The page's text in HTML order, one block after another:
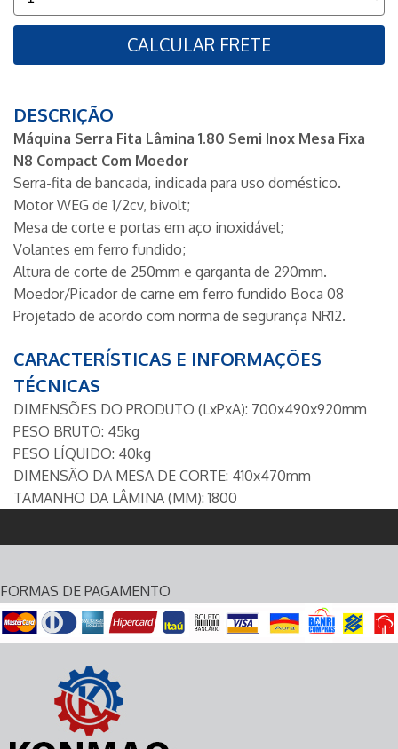
CALCULAR FRETE
DESCRIÇÃO
Máquina Serra Fita Lâmina 1.80 Semi Inox Mesa Fixa
N8 Compact Com Moedor
Serra-fita de bancada, indicada para uso doméstico.
Motor WEG de 1/2cv, bivolt;
Mesa de corte e portas em aço inoxidável;
Volantes em ferro fundido;
Altura de corte de 250mm e garganta de 290mm.
Moedor/Picador de carne em ferro fundido Boca 08
Projetado de acordo com norma de segurança NR12.
CARACTERÍSTICAS E INFORMAÇÕES
TÉCNICAS
DIMENSÕES DO PRODUTO (LxPxA): 700x490x920mm
PESO BRUTO: 45kg
PESO LÍQUIDO: 40kg
DIMENSÃO DA MESA DE CORTE: 410x470mm
TAMANHO DA LÂMINA (MM): 1800
FORMAS DE PAGAMENTO